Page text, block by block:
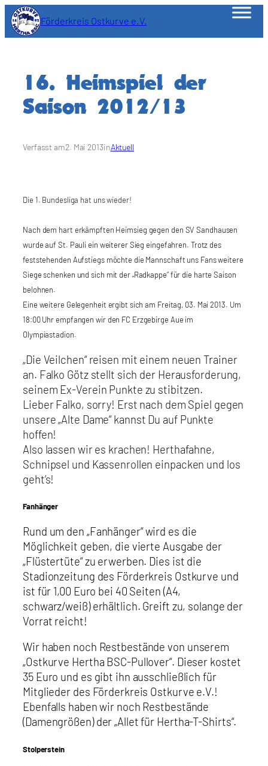
Zum
Inhalt
springen
Förderkreis Ostkurve e.V.
16. Heimspiel der
Saison 2012/13
Verfasst am2. Mai 2013inAktuell
Die 1. Bundesliga hat uns wieder!
Nach dem hart erkämpften Heimsieg gegen den SV Sandhausen
wurde auf St. Pauli ein weiterer Sieg eingefahren. Trotz des
feststehenden Aufstiegs möchte die Mannschaft uns Fans weitere
Siege schenken und sich mit der „Radkappe“ für die harte Saison
belohnen.
Eine weitere Gelegenheit ergibt sich am Freitag, 03. Mai 2013. Um
18:00 Uhr empfangen wir den FC Erzgebirge Aue im
Olympiastadion.
„Die Veilchen“ reisen mit einem neuen Trainer
an. Falko Götz stellt sich der Herausforderung,
seinem Ex-Verein Punkte zu stibitzen.
Lieber Falko, sorry! Erst nach dem Spiel gegen
unsere „Alte Dame“ kannst Du auf Punkte
hoffen!
Also lassen wir es krachen! Herthafahne,
Schnipsel und Kassenrollen einpacken und los
geht’s!
Fanhänger
Rund um den „Fanhänger“ wird es die
Möglichkeit geben, die vierte Ausgabe der
„Flüstertüte“ zu erwerben. Dies ist die
Stadionzeitung des Förderkreis Ostkurve und
ist für 1,00 Euro bei 40 Seiten (A4,
schwarz/weiß) erhältlich. Greift zu, solange der
Vorrat reicht!
Wir haben noch Restbestände von unserem
„Ostkurve Hertha BSC-Pullover“. Dieser kostet
35 Euro und es gibt ihn ausschließlich für
Mitglieder des Förderkreis Ostkurve e.V.!
Ebenfalls haben wir noch Restbestände
(Damengrößen) der „Allet für Hertha-T-Shirts“.
Stolperstein